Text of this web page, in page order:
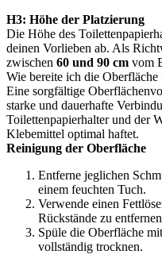
H3: Höhe der Platzierung
Die Höhe des
deinen Vorlieben ab. Als
zwischen 60 und 90 cm vom
Wie bereite ich die
Eine sorgfältige
starke und dauerhafte
Toilettenpapierhalter und der
Klebemittel optimal haftet.
Reinigung der Oberfläche
Entferne jeglichen
einem feuchten Tuch.
Verwende einen
Rückstände zu
Spüle die Oberfläche
vollständig trocknen.